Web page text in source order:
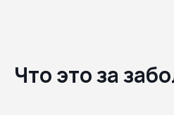
Что это за